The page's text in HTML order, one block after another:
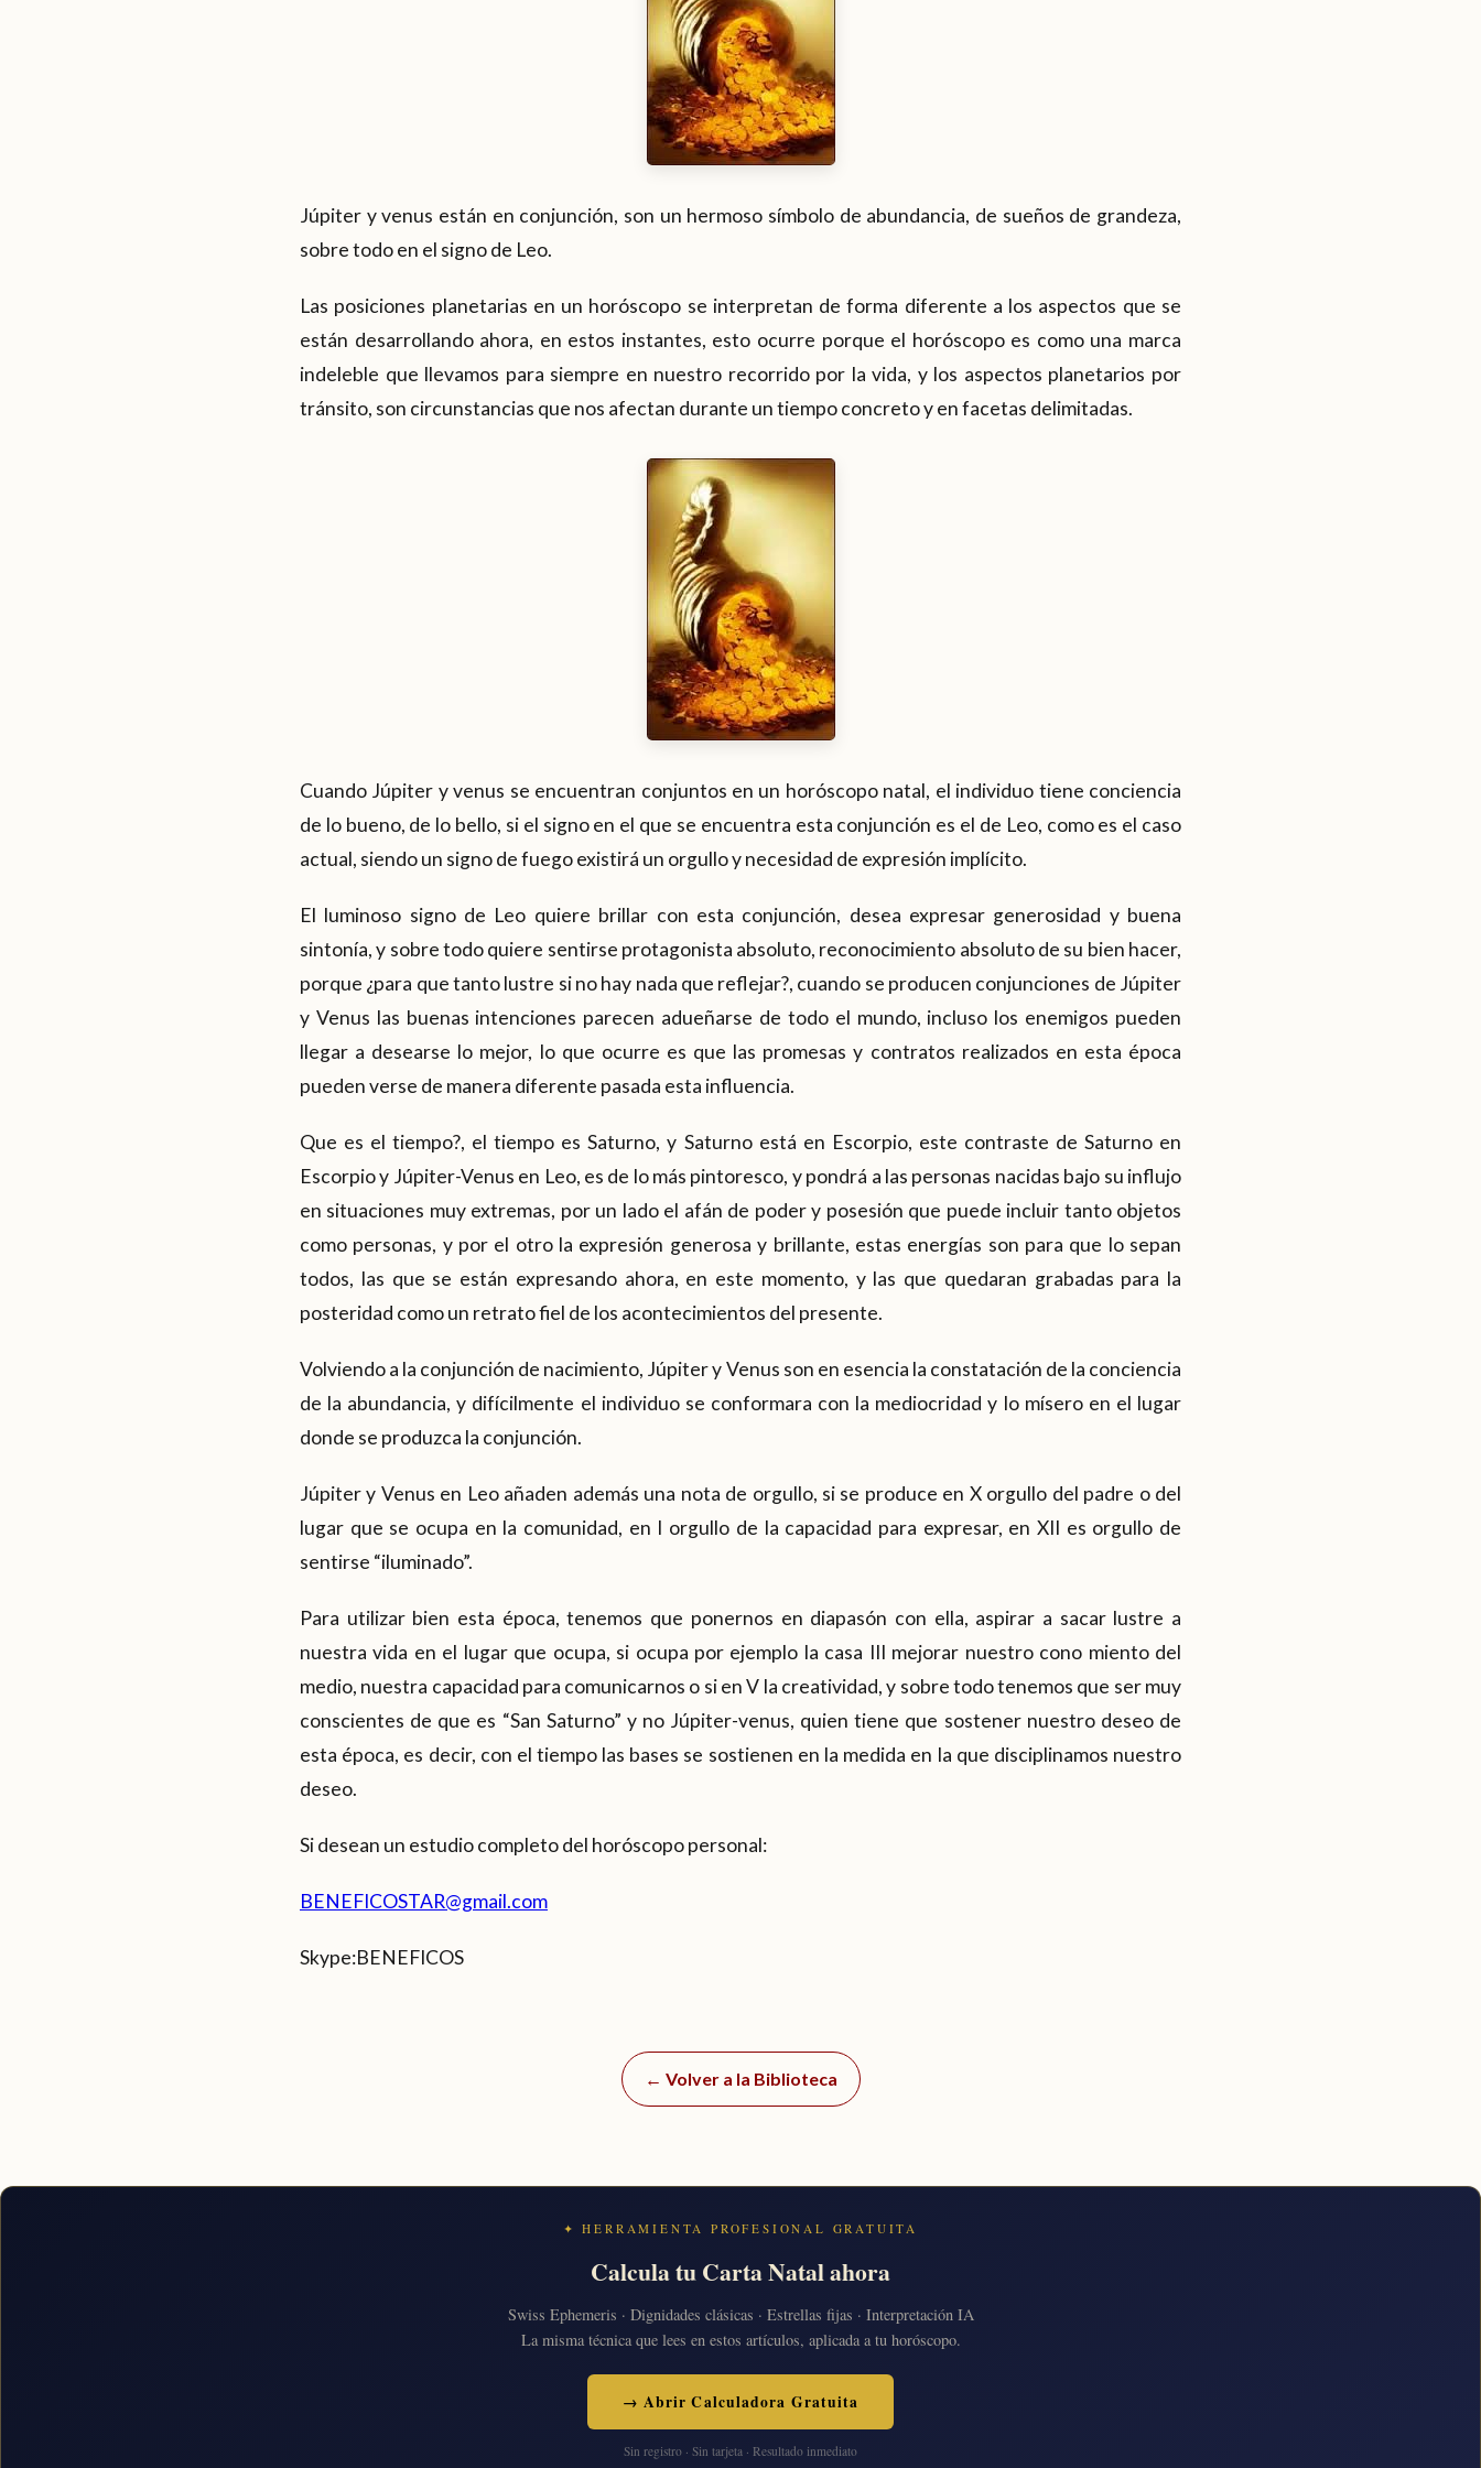
Júpiter y venus están en conjunción, son un hermoso símbolo de abundancia, de sueños de grandeza,
sobre todo en el signo de Leo.
Las posiciones planetarias en un horóscopo se interpretan de forma diferente a los aspectos que se
están desarrollando ahora, en estos instantes, esto ocurre porque el horóscopo es como una marca
indeleble que llevamos para siempre en nuestro recorrido por la vida, y los aspectos planetarios por
tránsito, son circunstancias que nos afectan durante un tiempo concreto y en facetas delimitadas.
Cuando Júpiter y venus se encuentran conjuntos en un horóscopo natal, el individuo tiene conciencia
de lo bueno, de lo bello, si el signo en el que se encuentra esta conjunción es el de Leo, como es el caso
actual, siendo un signo de fuego existirá un orgullo y necesidad de expresión implícito.
El luminoso signo de Leo quiere brillar con esta conjunción, desea expresar generosidad y buena
sintonía, y sobre todo quiere sentirse protagonista absoluto, reconocimiento absoluto de su bien hacer,
porque ¿para que tanto lustre si no hay nada que reflejar?, cuando se producen conjunciones de Júpiter
y Venus las buenas intenciones parecen adueñarse de todo el mundo, incluso los enemigos pueden
llegar a desearse lo mejor, lo que ocurre es que las promesas y contratos realizados en esta época
pueden verse de manera diferente pasada esta influencia.
Que es el tiempo?, el tiempo es Saturno, y Saturno está en Escorpio, este contraste de Saturno en
Escorpio y Júpiter-Venus en Leo, es de lo más pintoresco, y pondrá a las personas nacidas bajo su influjo
en situaciones muy extremas, por un lado el afán de poder y posesión que puede incluir tanto objetos
como personas, y por el otro la expresión generosa y brillante, estas energías son para que lo sepan
todos, las que se están expresando ahora, en este momento, y las que quedaran grabadas para la
posteridad como un retrato fiel de los acontecimientos del presente.
Volviendo a la conjunción de nacimiento, Júpiter y Venus son en esencia la constatación de la conciencia
de la abundancia, y difícilmente el individuo se conformara con la mediocridad y lo mísero en el lugar
donde se produzca la conjunción.
Júpiter y Venus en Leo añaden además una nota de orgullo, si se produce en X orgullo del padre o del
lugar que se ocupa en la comunidad, en I orgullo de la capacidad para expresar, en XII es orgullo de
sentirse “iluminado”.
Para utilizar bien esta época, tenemos que ponernos en diapasón con ella, aspirar a sacar lustre a
nuestra vida en el lugar que ocupa, si ocupa por ejemplo la casa III mejorar nuestro cono miento del
medio, nuestra capacidad para comunicarnos o si en V la creatividad, y sobre todo tenemos que ser muy
conscientes de que es “San Saturno” y no Júpiter-venus, quien tiene que sostener nuestro deseo de
esta época, es decir, con el tiempo las bases se sostienen en la medida en la que disciplinamos nuestro
deseo.
Si desean un estudio completo del horóscopo personal:
BENEFICOSTAR@gmail.com
Skype:BENEFICOS
← Volver a la Biblioteca
✦ HERRAMIENTA PROFESIONAL GRATUITA
Calcula tu Carta Natal ahora
Swiss Ephemeris · Dignidades clásicas · Estrellas fijas · Interpretación IA
La misma técnica que lees en estos artículos, aplicada a tu horóscopo.
→ Abrir Calculadora Gratuita
Sin registro · Sin tarjeta · Resultado inmediato